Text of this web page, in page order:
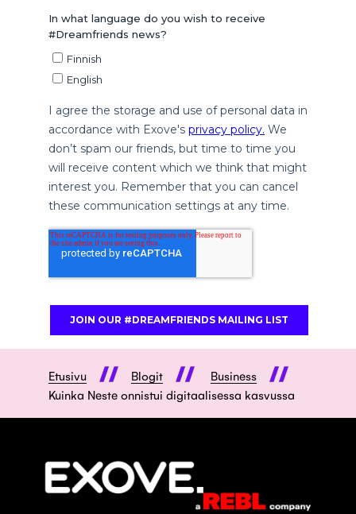
Etusivu Blogit
Business
Kuinka Neste onnistui digitaalisessa kasvussa